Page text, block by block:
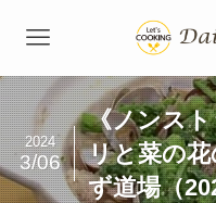
《ノンス
リと菜の
ず道場（
2024
3/06